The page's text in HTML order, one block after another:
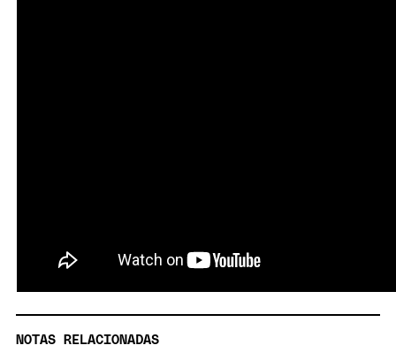
NOTAS RELACIONADAS